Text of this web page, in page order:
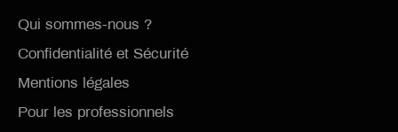
Qui sommes-nous ?
Confidentialité et Sécurité
Mentions légales
Pour les professionnels